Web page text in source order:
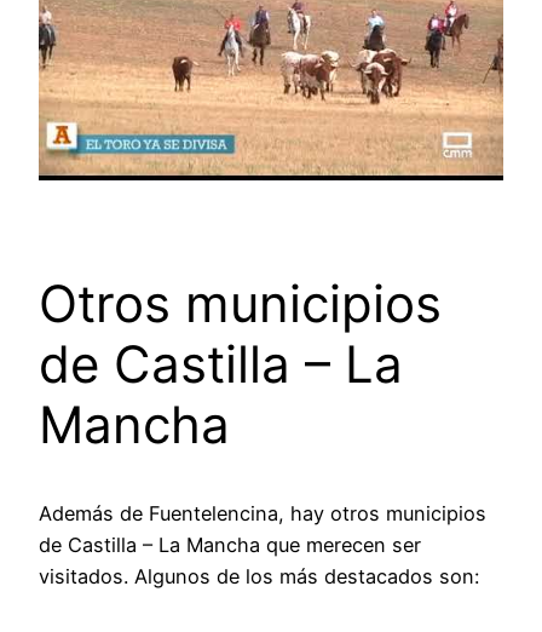
Otros municipios
de Castilla – La
Mancha
Además de Fuentelencina, hay otros municipios
de Castilla – La Mancha que merecen ser
visitados. Algunos de los más destacados son: